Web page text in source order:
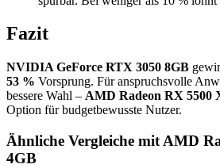
Fazit
NVIDIA GeForce RTX 3050 8GB
53 % Vorsprung. Für anspruchsvolle
bessere Wahl – AMD Radeon RX 5500
Option für budgetbewusste Nutzer.
Ähnliche Vergleiche mit AMD
4GB